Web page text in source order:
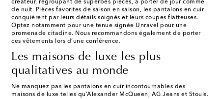
créateur, regroupant de superbes pièces, à porter de jour comme
de nuit. Pièces favorites de saison en saison, les pantalons en cuir
conquièrent par leurs détails soignés et leurs coupes flatteuses.
Optez notamment pour une tenue signée Unravel pour une
promenade citadine. Nous recommandons également de porter
ces vêtements lors d’une conférence.
Les maisons de luxe les plus
qualitatives au monde
Ne manquez pas les pantalons en cuir incontournables des
maisons de luxe telles qu’Alexander McQueen, AG Jeans et Stouls.